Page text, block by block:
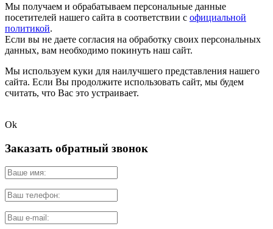
Мы получаем и обрабатываем персональные данные
посетителей нашего сайта в соответствии с официальной
политикой.
Если вы не даете согласия на обработку своих персональных
данных, вам необходимо покинуть наш сайт.
Мы используем куки для наилучшего представления нашего
сайта. Если Вы продолжите использовать сайт, мы будем
считать, что Вас это устраивает.
Ok
Заказать обратный звонок